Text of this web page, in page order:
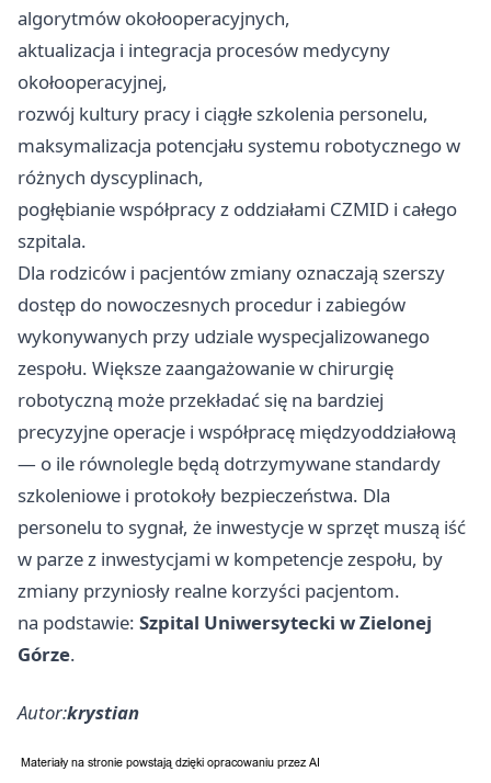
algorytmów okołooperacyjnych,
aktualizacja i integracja procesów medycyny
okołooperacyjnej,
rozwój kultury pracy i ciągłe szkolenia personelu,
maksymalizacja potencjału systemu robotycznego w
różnych dyscyplinach,
pogłębianie współpracy z oddziałami CZMID i całego
szpitala.
Dla rodziców i pacjentów zmiany oznaczają szerszy
dostęp do nowoczesnych procedur i zabiegów
wykonywanych przy udziale wyspecjalizowanego
zespołu. Większe zaangażowanie w chirurgię
robotyczną może przekładać się na bardziej
precyzyjne operacje i współpracę międzyoddziałową
— o ile równolegle będą dotrzymywane standardy
szkoleniowe i protokoły bezpieczeństwa. Dla
personelu to sygnał, że inwestycje w sprzęt muszą iść
w parze z inwestycjami w kompetencje zespołu, by
zmiany przyniosły realne korzyści pacjentom.
na podstawie: Szpital Uniwersytecki w Zielonej
Górze.
Autor:krystian